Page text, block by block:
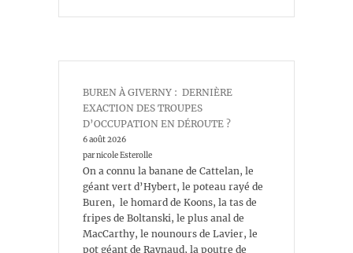
BUREN À GIVERNY : DERNIÈRE
EXACTION DES TROUPES
D’OCCUPATION EN DÉROUTE ?
6 août 2026
par nicole Esterolle
On a connu la banane de Cattelan, le
géant vert d’Hybert, le poteau rayé de
Buren, le homard de Koons, la tas de
fripes de Boltanski, le plus anal de
MacCarthy, le nounours de Lavier, le
pot géant de Raynaud, la poutre de